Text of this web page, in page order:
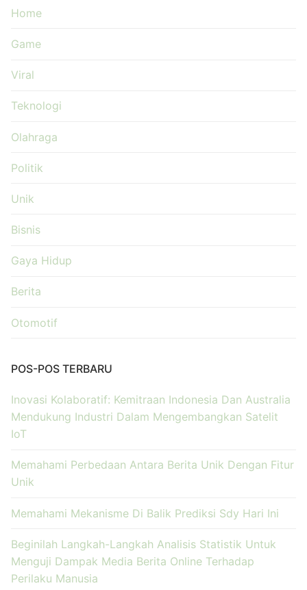
Home
Game
Viral
Teknologi
Olahraga
Politik
Unik
Bisnis
Gaya Hidup
Berita
Otomotif
POS-POS TERBARU
Inovasi Kolaboratif: Kemitraan Indonesia Dan Australia
Mendukung Industri Dalam Mengembangkan Satelit
IoT
Memahami Perbedaan Antara Berita Unik Dengan Fitur
Unik
Memahami Mekanisme Di Balik Prediksi Sdy Hari Ini
Beginilah Langkah-Langkah Analisis Statistik Untuk
Menguji Dampak Media Berita Online Terhadap
Perilaku Manusia